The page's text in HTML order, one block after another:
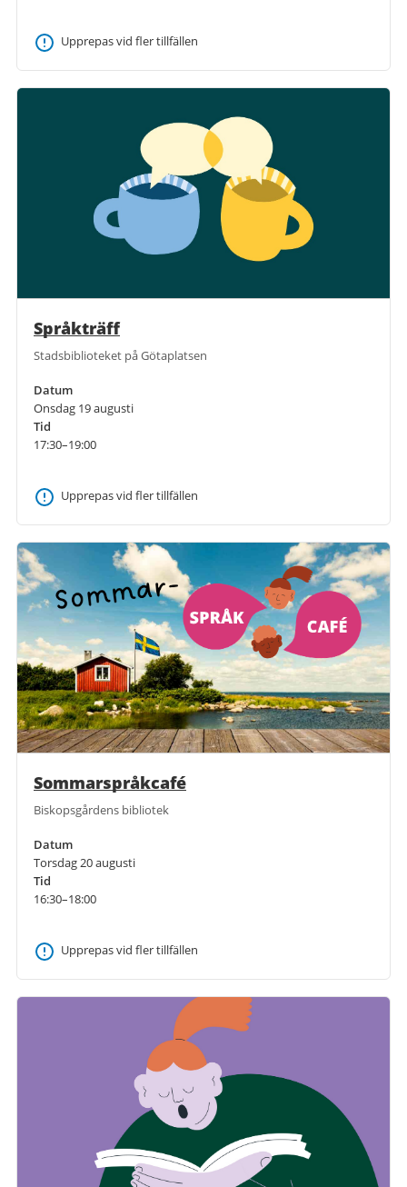
Upprepas vid fler tillfällen
Språkträff
Stadsbiblioteket på Götaplatsen
Datum
Onsdag 19 augusti
Tid
17:30–19:00
Upprepas vid fler tillfällen
Sommarspråkcafé
Biskopsgårdens bibliotek
Datum
Torsdag 20 augusti
Tid
16:30–18:00
Upprepas vid fler tillfällen